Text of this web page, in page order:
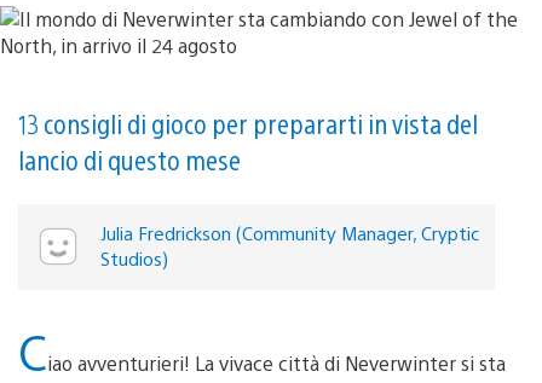
13 consigli di gioco per prepararti in vista del
lancio di questo mese
Julia Fredrickson (Community Manager, Cryptic
Studios)
Ciao avventurieri! La vivace città di Neverwinter si sta